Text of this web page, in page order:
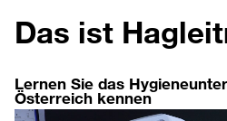
Das ist
Lernen Sie das
Österreich kennen